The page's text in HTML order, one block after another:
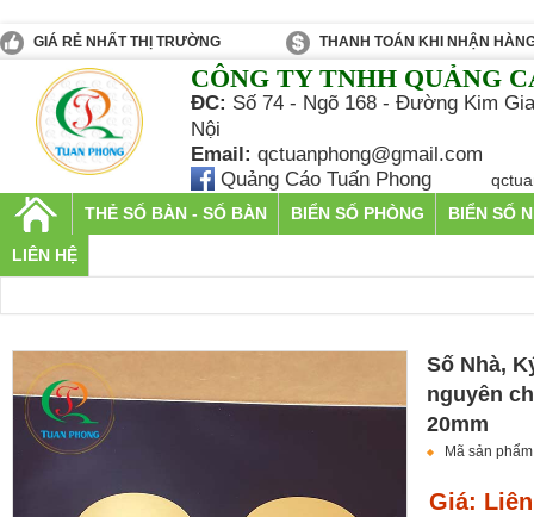
GIÁ RẺ NHẤT THỊ TRƯỜNG THANH TOÁN KHI NHẬN
CÔNG TY TNHH QUẢNG
ĐC: Số 74 - Ngõ 168 - Đường Kim
Nội
Email: qctuanphong@gmail.com
Quảng Cáo Tuấn Phong
THẺ SỐ BÀN - SỐ BÀN
BIỂN SỐ PHÒNG BIỂN SỐ
LIÊN HỆ
Số Nhà,
nguyên
20mm
Mã sản
Giá: